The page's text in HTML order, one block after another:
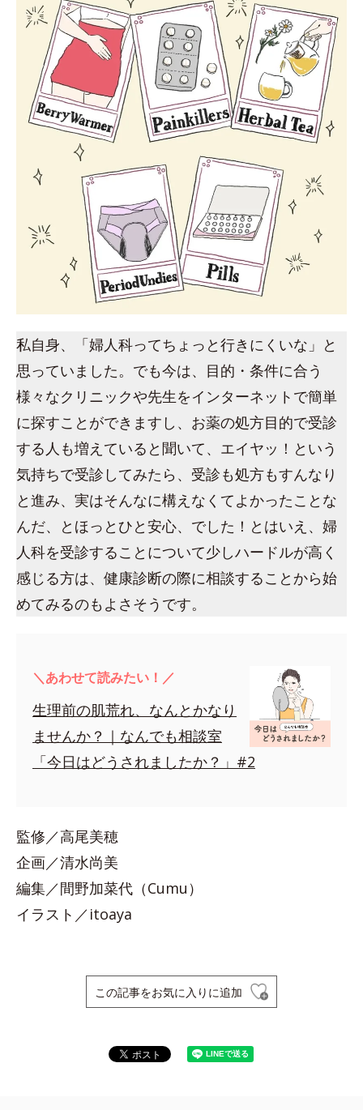
私自身、「婦人科ってちょっと行きにくいな」と
思っていました。でも今は、目的・条件に合う
様々なクリニックや先生をインターネットで簡単
に探すことができますし、お薬の処方目的で受診
する人も増えていると聞いて、エイヤッ！という
気持ちで受診してみたら、受診も処方もすんなり
と進み、実はそんなに構えなくてよかったことな
んだ、とほっとひと安心、でした！とはいえ、婦
人科を受診することについて少しハードルが高く
感じる方は、健康診断の際に相談することから始
めてみるのもよさそうです。
＼あわせて読みたい！／
生理前の肌荒れ、なんとかなり
ませんか？｜なんでも相談室
「今日はどうされましたか？」#2
監修／高尾美穂
企画／清水尚美
編集／間野加菜代（Cumu）
イラスト／itoaya
この記事をお気に入りに追加